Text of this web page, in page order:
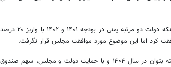
مدیرعامل صندوق ملی محیط زیست گفت: علیرغم اینکه دولت دو مرتبه یعنی در بودجه ۱۴۰۱ و ۱۴۰۲ با واریز ۲۰ درصد
کرد اما این موضوع مورد موافقت مجلس قرار نگرفت.
عبدی‌زاده ابراز امیدواری کرد با پیگیری‌های صورت‌گرفته بتوان در سال ۱۴۰۴ و با حمایت دولت و مجلس، سهم صندوق